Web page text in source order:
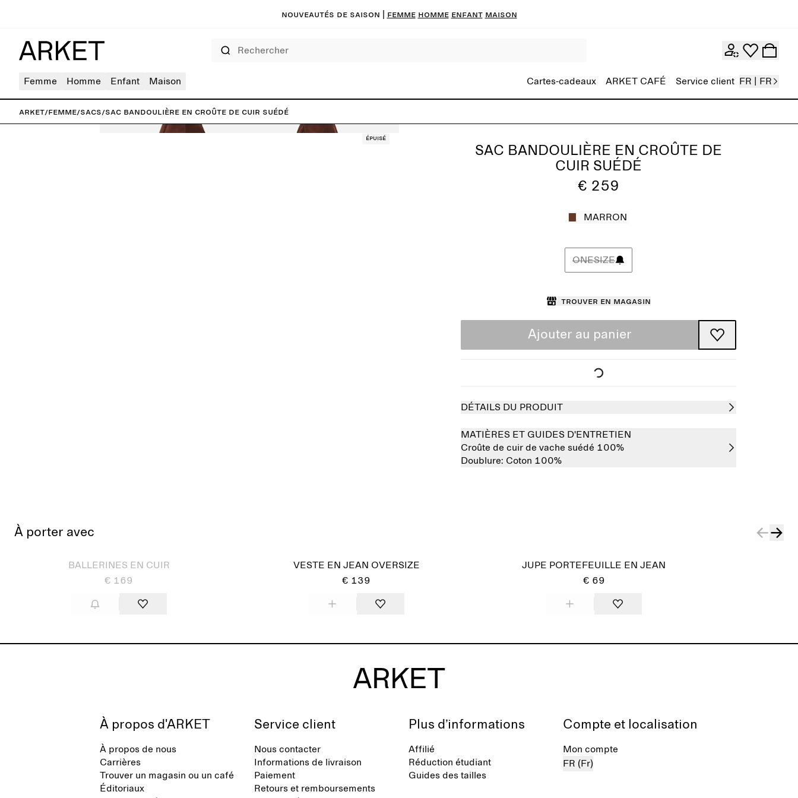
Nouveautés de saison FEMME HOMME ENFANT MAISON
Femme Homme Enfant Maison Cartes-cadeaux ARKET CAFÉ Service client FR | FR
ARKET/Femme/Sacs/Sac bandoulière en croûte de cuir suédé
Épuisé
SAC BANDOULIÈRE EN CROÛTE DE
CUIR SUÉDÉ
€ 259
MARRON
ONESIZE
Trouver en magasin
Ajouter au panier
DÉTAILS DU PRODUIT
MATIÈRES ET GUIDES D'ENTRETIEN
Croûte de cuir de vache suédé 100%
Doublure: Coton 100%
À porter avec
Épuisé
BALLERINES EN CUIR
€ 169
VESTE EN JEAN OVERSIZE
€ 139
JUPE PORTEFEUILLE EN JEAN
€ 69
À propos d'ARKET
À propos de nous
Carrières
Trouver un magasin ou un café
Éditoriaux
Service client
Nous contacter
Informations de livraison
Paiement
Retours et remboursements
Plus d’informations
Affilié
Réduction étudiant
Guides des tailles
Compte et localisation
Mon compte
FR (Fr)